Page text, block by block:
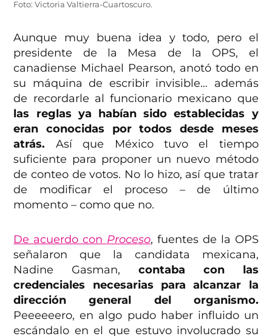
Foto: Victoria Valtierra-Cuartoscuro.
Aunque muy buena idea y todo, pero el
presidente de la Mesa de la OPS, el
canadiense Michael Pearson, anotó todo en
su máquina de escribir invisible… además
de recordarle al funcionario mexicano que
las reglas ya habían sido establecidas y
eran conocidas por todos desde meses
atrás. Así que México tuvo el tiempo
suficiente para proponer un nuevo método
de conteo de votos. No lo hizo, así que tratar
de modificar el proceso – de último
momento – como que no.
De acuerdo con Proceso, fuentes de la OPS
señalaron que la candidata mexicana,
Nadine Gasman, contaba con las
credenciales necesarias para alcanzar la
dirección general del organismo.
Peeeeeero, en algo pudo haber influido un
escándalo en el que estuvo involucrado su